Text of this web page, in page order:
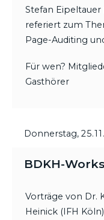
Stefan Eipeltauer
referiert zum
Page-Auditing
Für wen?
Gasthörer
Donnerstag,
BDKH-
Vorträge von Dr.
Heinick (IFH